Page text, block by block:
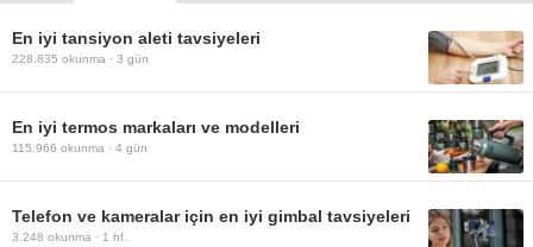
En iyi tansiyon aleti tavsiyeleri
228.835 okunma · 3 gün
En iyi termos markaları ve modelleri
115.966 okunma · 4 gün
Telefon ve kameralar için en iyi gimbal tavsiyeleri
3.248 okunma · 1 hf.